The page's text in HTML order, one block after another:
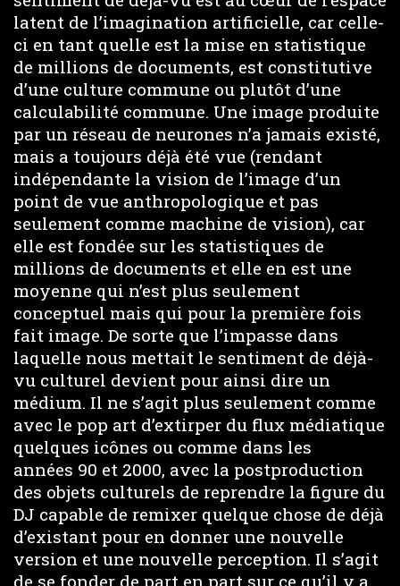
latent de l’imagination artificielle, car celle-
ci en tant quelle est la mise en statistique
de millions de documents, est constitutive
d’une culture commune ou plutôt d’une
calculabilité commune. Une image produite
par un réseau de neurones n’a jamais existé,
mais a toujours déjà été vue (rendant
indépendante la vision de l’image d’un
point de vue anthropologique et pas
seulement comme machine de vision), car
elle est fondée sur les statistiques de
millions de documents et elle en est une
moyenne qui n’est plus seulement
conceptuel mais qui pour la première fois
fait image. De sorte que l’impasse dans
laquelle nous mettait le sentiment de déjà-
vu culturel devient pour ainsi dire un
médium. Il ne s’agit plus seulement comme
avec le pop art d’extirper du flux médiatique
quelques icônes ou comme dans les
années 90 et 2000, avec la postproduction
des objets culturels de reprendre la figure du
DJ capable de remixer quelque chose de déjà
d’existant pour en donner une nouvelle
version et une nouvelle perception. Il s’agit
de se fonder de part en part sur ce qu’il y a